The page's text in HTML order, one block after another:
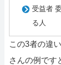
受益者
る人
この3者の違
さんの例です